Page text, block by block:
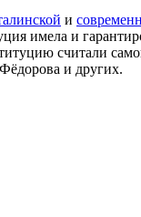
и
имела и
считали
и других.